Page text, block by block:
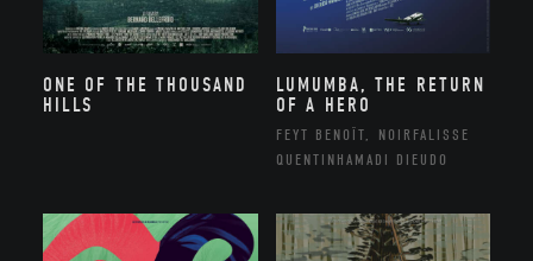
ONE OF THE THOUSAND
HILLS
LUMUMBA, THE RETURN
OF A HERO
FEYT BENOÎT, NOIRFALISSE
QUENTINHAMADI DIEUDO